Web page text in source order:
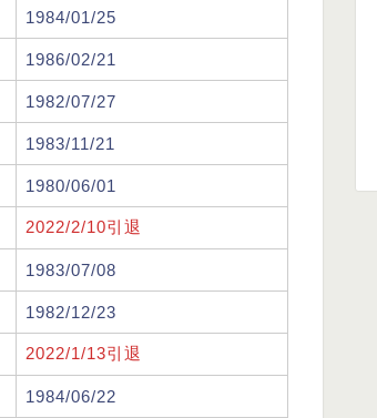
1984/01/25
1986/02/21
1982/07/27
1983/11/21
1980/06/01
2022/2/10引退
1983/07/08
1982/12/23
2022/1/13引退
1984/06/22